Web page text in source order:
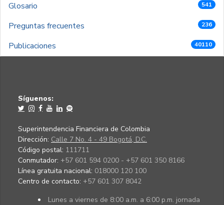
Glosario 541
Preguntas frecuentes 236
Publicaciones 40110
Síguenos:
Superintendencia Financiera de Colombia
Dirección: Calle 7 No. 4 - 49 Bogotá, D.C.
Código postal: 111711
Conmutador: +57 601 594 0200 - +57 601 350 8166
Línea gratuita nacional: 018000 120 100
Centro de contacto: +57 601 307 8042
Lunes a viernes de 8:00 a.m. a 6:00 p.m. jornada